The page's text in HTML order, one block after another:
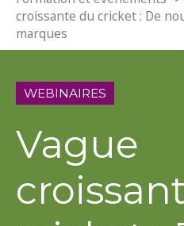
croissante du cricket : De
marques
WEBINAIRES
Vague